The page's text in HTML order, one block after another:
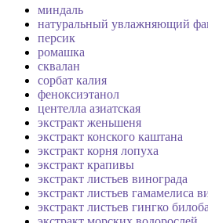
миндаль
натуральный увлажняющий
персик
ромашка
сквалан
сорбат калия
феноксиэтанол
центелла азиатская
экстракт женьшеня
экстракт конского каштана
экстракт корня лопуха
экстракт крапивы
экстракт листьев винограда
экстракт листьев гамамелиса
экстракт листьев гингко билоба